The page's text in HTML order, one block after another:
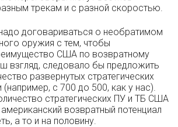
трекам и с разной скоростью.
договариваться о необратимом
оружия с тем, чтобы
США по возвратному
взгляд, следовало бы предложить
развернутых стратегических
(например, с 700 до 500, как у нас).
стратегических ПУ и ТБ США
возвратный потенциал
а то и на половину.